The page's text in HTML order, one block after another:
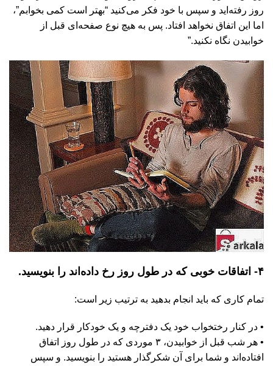
روز رفته‌اید و سپس با خود فکر می‌کنید “بهتر است کمی بخوابم”،
اما این اتفاق نخواهد افتاد. پس به هیچ نوع صفحه‌ای قبل از
خوابیدن نگاه نکنید.”
۴- اتفاقات خوبی که در طول روز رخ داده‌اند را بنویسید.
تمام کاری که باید انجام بدهید به ترتیب زیر است:
• در کنار رختخواب خود یک دفترچه و یک خودکار قرار دهید.
• هر شب قبل از خوابیدن، ۳ موردی که در طول روز اتفاق
افتاده‌اند و شما برای آن شکرگذار هستید را بنویسید. و سپس